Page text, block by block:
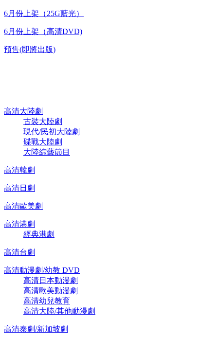
6月份上架（25G藍光）
6月份上架（高清DVD)
預售(即將出版)
高清大陸劇
古裝大陸劇
現代/民初大陸劇
碟戰大陸劇
大陸綜藝節目
高清韓劇
高清日劇
高清歐美劇
高清港劇
經典港劇
高清台劇
高清動漫劇/幼教 DVD
高清日本動漫劇
高清歐美動漫劇
高清幼兒教育
高清大陸/其他動漫劇
高清泰劇/新加坡劇